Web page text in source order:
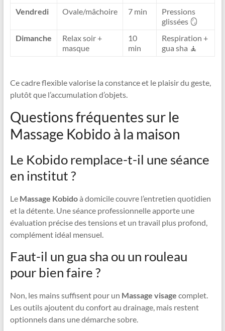
Vendredi
Ovale/mâchoire 7 min
Pressions
glissées 🪞
Dimanche
Relax soir +
masque
10
min
Respiration +
gua sha 🧘
Ce cadre flexible valorise la constance et le plaisir du geste,
plutôt que l’accumulation d’objets.
Questions fréquentes sur le
Massage Kobido à la maison
Le Kobido remplace-t-il une séance
en institut ?
Le Massage Kobidoà domicile couvre l’entretien quotidien
et la détente. Une séance professionnelle apporte une
évaluation précise des tensions et un travail plus profond,
complément idéal mensuel.
Faut-il un gua sha ou un rouleau
pour bien faire ?
Non, les mains suffisent pour un Massage visage complet.
Les outils ajoutent du confort au drainage, mais restent
optionnels dans une démarche sobre.